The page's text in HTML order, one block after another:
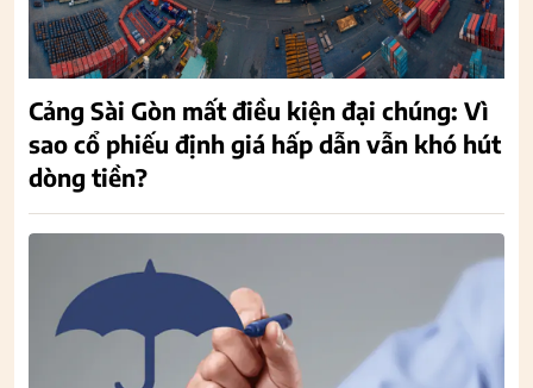
Cảng Sài Gòn mất điều kiện đại chúng: Vì
sao cổ phiếu định giá hấp dẫn vẫn khó hút
dòng tiền?